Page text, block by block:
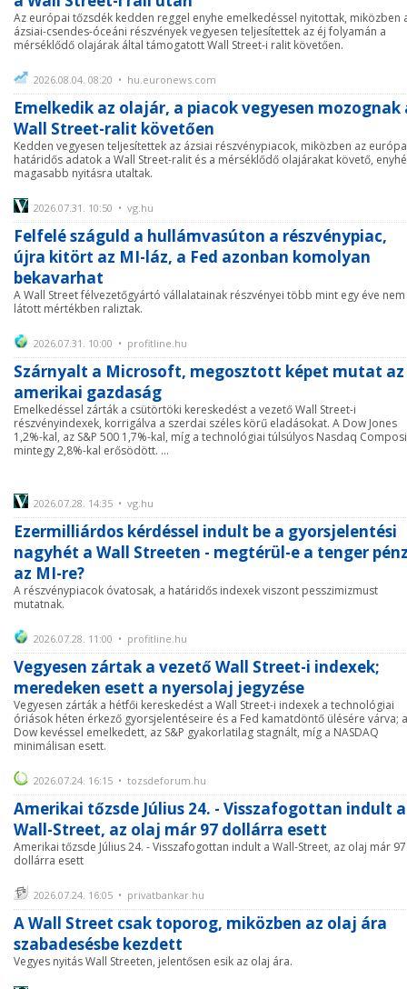
Az európai tőzsdék kedden reggel enyhe emelkedéssel nyitottak, miközben
ázsiai-csendes-óceáni részvények vegyesen teljesítettek az éj folyamán a
mérséklődő olajárak által támogatott Wall Street-i ralit követően.
2026.08.04. 08:20 • hu.euronews.com
Emelkedik az olajár, a piacok vegyesen mozognak
Wall Street-ralit követően
Kedden vegyesen teljesítettek az ázsiai részvénypiacok, miközben az
határidős adatok a Wall Street-ralit és a mérséklődő olajárakat követő,
magasabb nyitásra utaltak.
2026.07.31. 10:50 • vg.hu
Felfelé száguld a hullámvasúton a részvénypiac,
újra kitört az MI-láz, a Fed azonban komolyan
bekavarhat
A Wall Street félvezetőgyártó vállalatainak részvényei több mint egy éve nem
látott mértékben raliztak.
2026.07.31. 10:00 • profitline.hu
Szárnyalt a Microsoft, megosztott képet mutat az
amerikai gazdaság
Emelkedéssel zárták a csütörtöki kereskedést a vezető Wall Street-i
részvényindexek, korrigálva a szerdai széles körű eladásokat. A Dow Jones
1,2%-kal, az S&P 500 1,7%-kal, míg a technológiai túlsúlyos Nasdaq
mintegy 2,8%-kal erősödött. ...
2026.07.28. 14:35 • vg.hu
Ezermilliárdos kérdéssel indult be a gyorsjelentési
nagyhét a Wall Streeten - megtérül-e a tenger
az MI-re?
A részvénypiacok óvatosak, a határidős indexek viszont pesszimizmust
mutatnak.
2026.07.28. 11:00 • profitline.hu
Vegyesen zártak a vezető Wall Street-i indexek;
meredeken esett a nyersolaj jegyzése
Vegyesen zárták a hétfői kereskedést a Wall Street-i indexek a technológiai
óriások héten érkező gyorsjelentéseire és a Fed kamatdöntő ülésére várva; a
Dow kevéssel emelkedett, az S&P gyakorlatilag stagnált, míg a NASDAQ
minimálisan esett.
2026.07.24. 16:15 • tozsdeforum.hu
Amerikai tőzsde Július 24. - Visszafogottan indult a
Wall-Street, az olaj már 97 dollárra esett
Amerikai tőzsde Július 24. - Visszafogottan indult a Wall-Street, az olaj már 97
dollárra esett
2026.07.24. 16:05 • privatbankar.hu
A Wall Street csak toporog, miközben az olaj ára
szabadesésbe kezdett
Vegyes nyitás Wall Streeten, jelentősen esik az olaj ára.